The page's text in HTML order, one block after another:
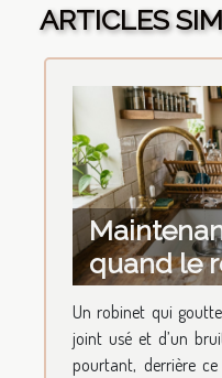
ARTICLES
quand le
goutte
réseau
Un robinet qui
joint usé et d’un
pourtant, derrière